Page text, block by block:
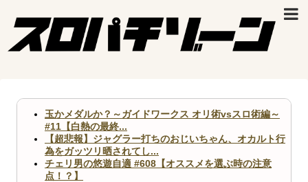
玉かメダルか？～ガイドワークス オリ術vsスロ術編～
#11【白熱の最終...
【超悲報】ジャグラー打ちのおじいちゃん、オカルト行
為をガッツリ晒されてし...
チェリ男の悠遊自適 #608【オススメを選ぶ時の注意
点！？】